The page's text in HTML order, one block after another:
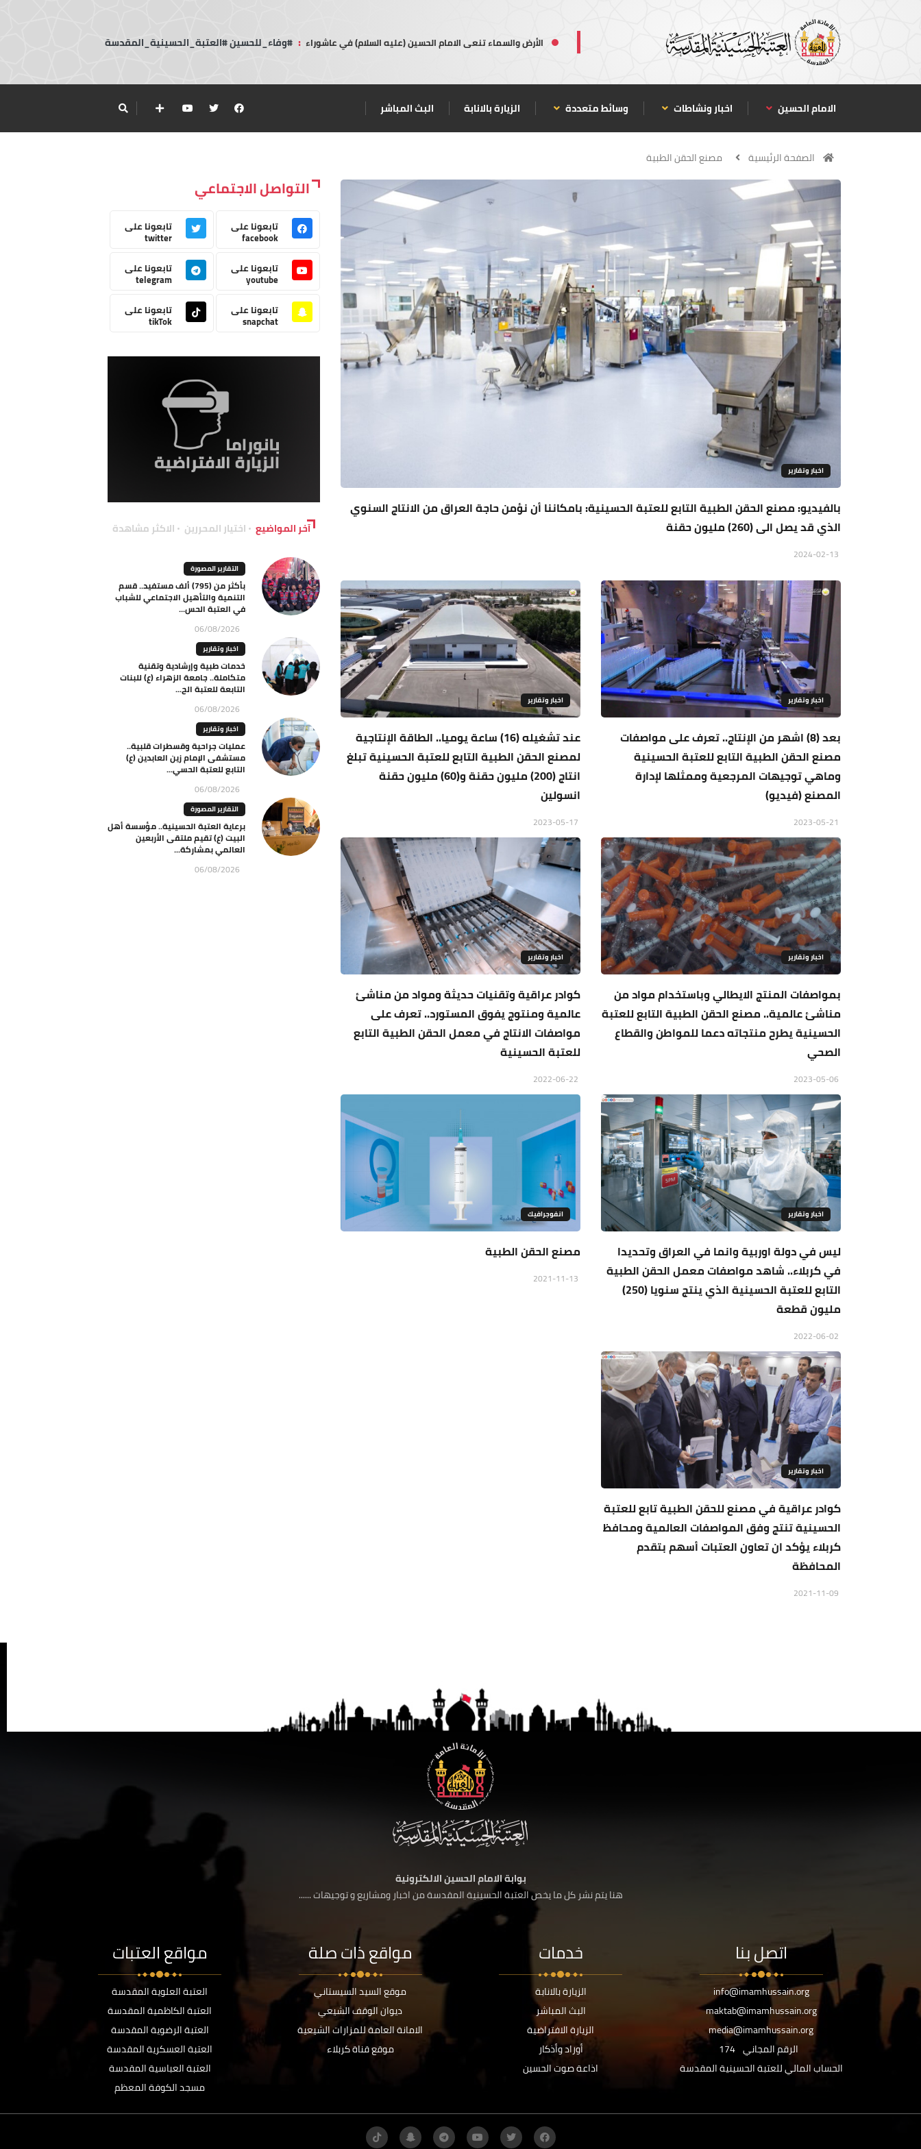
الأرض والسماء تنعى الامام الحسين (عليه السلام) في عاشوراء : #وفاء_للحسين #العتبة_الحسينية_المقدسة
الامام الحسين اخبار ونشاطات وسائط متعددة الزيارة بالانابة البث المباشر
الصفحة الرئيسية مصنع الحقن الطبية
اخبار وتقارير
بالفيديو: مصنع الحقن الطبية التابع للعتبة الحسينية: بامكاننا أن نؤمن حاجة العراق من الانتاج السنوي
الذي قد يصل الى (260) مليون حقنة
اخبار وتقارير
بعد (8) اشهر من الإنتاج.. تعرف على مواصفات
مصنع الحقن الطبية التابع للعتبة الحسينية
وماهي توجيهات المرجعية وممثلها لإدارة
المصنع (فيديو)
اخبار وتقارير
عند تشغيله (16) ساعة يوميا.. الطاقة الإنتاجية
لمصنع الحقن الطبية التابع للعتبة الحسينية تبلغ
انتاج (200) مليون حقنة و(60) مليون حقنة
انسولين
اخبار وتقارير
بمواصفات المنتج الايطالي وباستخدام مواد من
مناشئ عالمية.. مصنع الحقن الطبية التابع للعتبة
الحسينية يطرح منتجاته دعما للمواطن والقطاع
الصحي
اخبار وتقارير
كوادر عراقية وتقنيات حديثة ومواد من مناشئ
عالمية ومنتوج يفوق المستورد.. تعرف على
مواصفات الانتاج في معمل الحقن الطبية التابع
للعتبة الحسينية
اخبار وتقارير
ليس في دولة اوربية وانما في العراق وتحديدا
في كربلاء.. شاهد مواصفات معمل الحقن الطبية
التابع للعتبة الحسينية الذي ينتج سنويا (250)
مليون قطعة
انفوجرافيك
مصنع الحقن الطبية
اخبار وتقارير
كوادر عراقية في مصنع للحقن الطبية تابع للعتبة
الحسينية تنتج وفق المواصفات العالمية ومحافظ
كربلاء يؤكد ان تعاون العتبات أسهم بتقدم
المحافظة
التواصل الاجتماعي
تابعونا على
facebook
تابعونا على
twitter
تابعونا على
youtube
تابعونا على
telegram
تابعونا على
snapchat
تابعونا على
tikTok
آخر المواضيع اختيار المحررين الاكثر مشاهدة
التقارير المصورة
بأكثر من (795) ألف مستفيد.. قسم
التنمية والتأهيل الاجتماعي للشباب
في العتبة الحس...
06/08/2026
اخبار وتقارير
خدمات طبية وإرشادية وتقنية
متكاملة.. جامعة الزهراء (ع) للبنات
التابعة للعتبة الح...
06/08/2026
اخبار وتقارير
عمليات جراحية وقسطرات قلبية..
مستشفى الإمام زين العابدين (ع)
التابع للعتبة الحسي...
06/08/2026
التقارير المصورة
برعاية العتبة الحسينية.. مؤسسة أهل
البيت (ع) تقيم ملتقى الأربعين
العالمي بمشاركة...
06/08/2026
بوابة الامام الحسين الالكترونية
هنا يتم نشر كل ما يخص العتبة الحسينية المقدسة من اخبار ومشاريع و توجيهات ......
اتصل بنا
info@imamhussain.org
maktab@imamhussain.org
media@imamhussain.org
الرقم المجاني 174
الحساب المالي للعتبة الحسينية المقدسة
خدمات
الزيارة بالانابة
البث المباشر
الزيارة الافتراضية
أوراد وأذكار
اذاعة صوت الحسين
مواقع ذات صلة
موقع السيد السيستاني
ديوان الوقف الشيعي
الامانة العامة للمزارات الشيعية
موقع قناة كربلاء
مواقع العتبات
العتبة العلوية المقدسة
العتبة الكاظمية المقدسة
العتبة الرضوية المقدسة
العتبة العسكرية المقدسة
العتبة العباسية المقدسة
مسجد الكوفة المعظم